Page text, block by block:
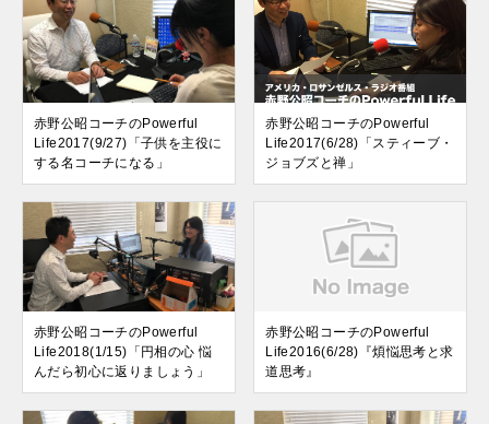
赤野公昭コーチのPowerful
Life2017(9/27)「子供を主役に
する名コーチになる」
赤野公昭コーチのPowerful
Life2017(6/28)「スティーブ・
ジョブズと禅」
赤野公昭コーチのPowerful
Life2018(1/15)「円相の心 悩
んだら初心に返りましょう」
赤野公昭コーチのPowerful
Life2016(6/28)『煩悩思考と求
道思考』